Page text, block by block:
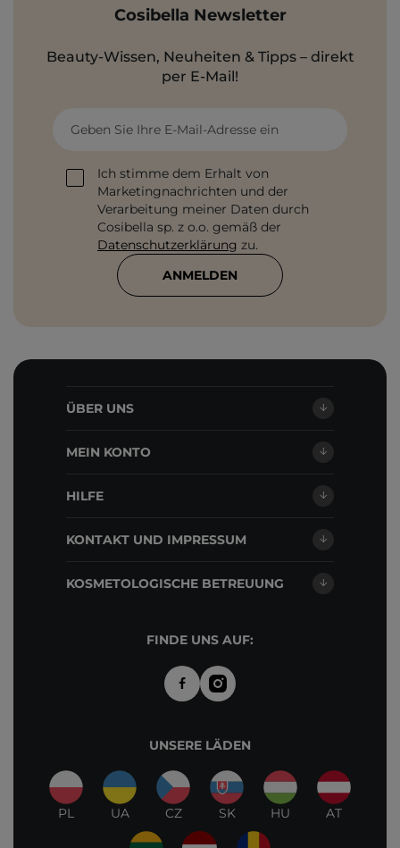
Cosibella Newsletter
Beauty-Wissen, Neuheiten & Tipps – direkt
per E-Mail!
Geben Sie Ihre E-Mail-Adresse ein
Ich stimme dem Erhalt von
Marketingnachrichten und der
Verarbeitung meiner Daten durch
Cosibella sp. z o.o. gemäß der
Datenschutzerklärung zu.
ANMELDEN
ÜBER UNS
MEIN KONTO
HILFE
KONTAKT UND IMPRESSUM
KOSMETOLOGISCHE BETREUUNG
FINDE UNS AUF:
UNSERE LÄDEN
PL UA CZ SK HU AT